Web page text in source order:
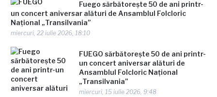
Fuego sărbătorește 50 de ani printr-
un concert aniversar alături de Ansamblul Folcloric
Național „Transilvania”
miercuri, 22 iulie 2026, 18:10
FUEGO sărbătorește 50 de ani printr-
un concert aniversar alături de
Ansamblul Folcloric Național
„Transilvania”
miercuri, 15 iulie 2026, 9:48